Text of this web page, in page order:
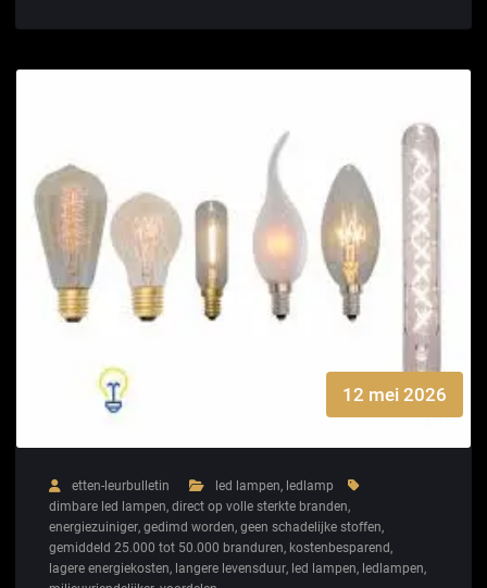
12 mei 2026
etten-leurbulletin led lampen, ledlamp
dimbare led lampen, direct op volle sterkte branden,
energiezuiniger, gedimd worden, geen schadelijke stoffen,
gemiddeld 25.000 tot 50.000 branduren, kostenbesparend,
lagere energiekosten, langere levensduur, led lampen, ledlampen,